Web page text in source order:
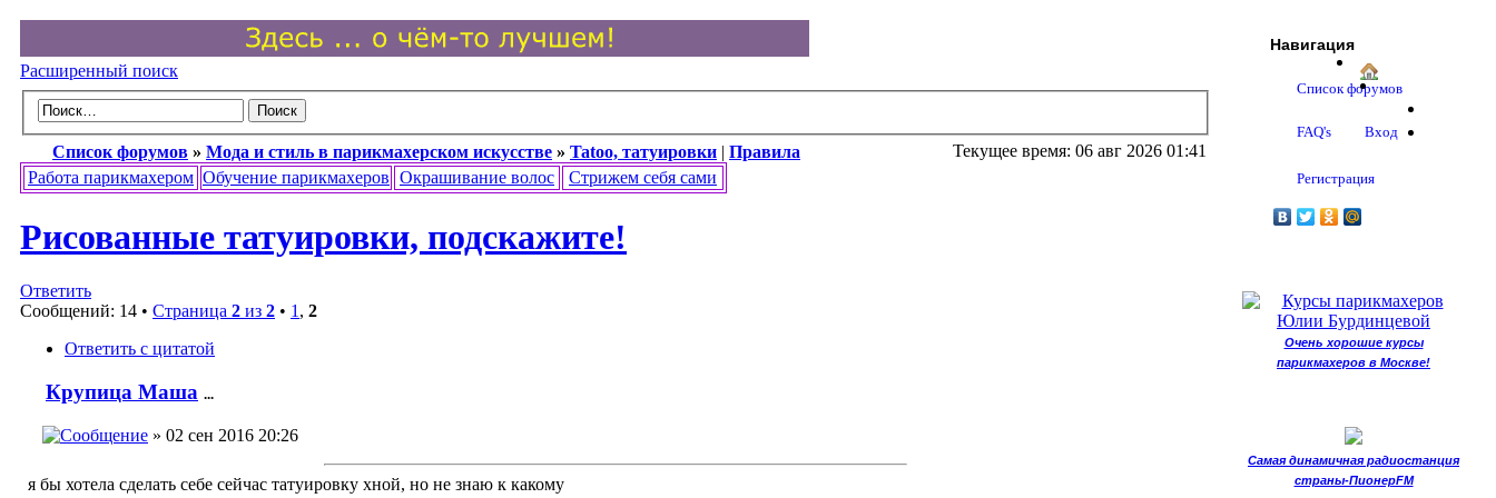
Расширенный поиск
Список форумов » Мода и стиль в парикмахерском искусстве » Tatoo, татуировки | Правила
Текущее время: 06 авг 2026 01:41
Работа парикмахером Обучение парикмахеров Окрашивание волос Стрижем себя сами
Рисованные татуировки, подскажите!
Ответить
Сообщений: 14 • Страница 2 из 2 • 1, 2
Ответить с цитатой
Крупица Маша ...
» 02 сен 2016 20:26
я бы хотела сделать себе сейчас татуировку хной, но не знаю к какому
Навигация
Список форумов
FAQ's Вход
Регистрация
Очень хорошие курсы
парикмахеров в Москве!
Самая динамичная радиостанция
страны-ПионерFM